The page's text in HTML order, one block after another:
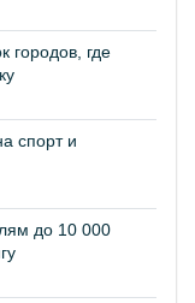
городов, где
спорт и
до 10 000